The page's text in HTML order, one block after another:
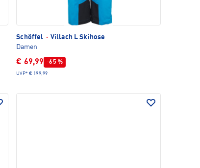
Schöffel · Villach L Skihose
Damen
€ 69,99 -65 %
UVP* € 199,99